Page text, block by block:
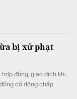
bị xử phạt
đồng, giao dịch khi
cổ đông chấp